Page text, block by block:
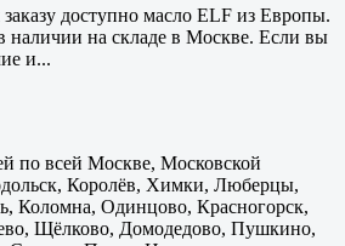
доступно масло ELF из Европы.
наличии на складе в Москве. Если вы
и...
по всей Москве, Московской
Королёв, Химки, Люберцы,
Коломна, Одинцово, Красногорск,
Щёлково, Домодедово, Пушкино,